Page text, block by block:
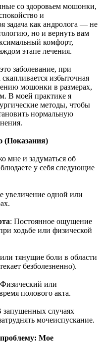
со здоровьем мошонки,
и
задача как андролога — не
но и вернуть вам
комфорт,
этапе лечения.
заболевание, при
избыточная
мошонки в размерах,
В моей практике я
методы, чтобы
нормальную
(Показания)
мне и задуматься об
у себя следующие
увеличение одной или
: Постоянное ощущение
ходьбе или физической
тянущие боли в области
безболезненно).
Физический или
полового акта.
запущенных случаях
мочеиспускание.
Мое